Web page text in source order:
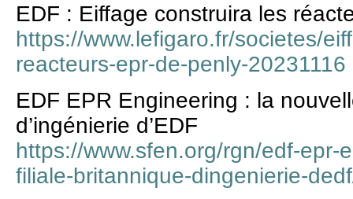
EDF : Eiffage construira les
https://www.lefigaro.fr/societes/
reacteurs-epr-de-penly-20231116
EDF EPR Engineering : la
d’ingénierie d’EDF
https://www.sfen.org/rgn/edf-epr-
filiale-britannique-dingenierie-